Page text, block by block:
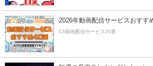
2026年動画配信サービスおすす
CS動画配信サービス20選